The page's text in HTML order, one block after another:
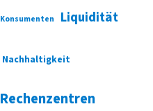
Konsumenten Liquidität
Nachhaltigkeit
Rechenzentren